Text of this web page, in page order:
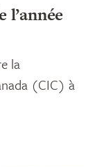
l’année
la
(CIC) à